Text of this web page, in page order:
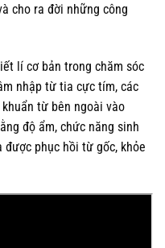
cho ra đời những công
lí cơ bản trong chăm sóc
nhập từ tia cực tím, các
từ bên ngoài vào
độ ẩm, chức năng sinh
phục hồi từ gốc, khỏe